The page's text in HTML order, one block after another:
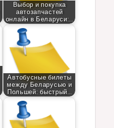
Выбор и покупка
автозапчастей
онлайн в Беларуси:…
Автобусные билеты
между Беларусью и
Польшей: быстрый…